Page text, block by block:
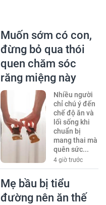
Muốn sớm có con,
đừng bỏ qua thói
quen chăm sóc
răng miệng này
Nhiều người
chỉ chú ý đến
chế độ ăn và
lối sống khi
chuẩn bị
mang thai mà
quên sức...
4 giờ trước
Mẹ bầu bị tiểu
đường nên ăn thế